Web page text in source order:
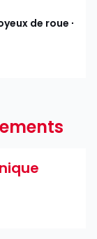
de roue ∙